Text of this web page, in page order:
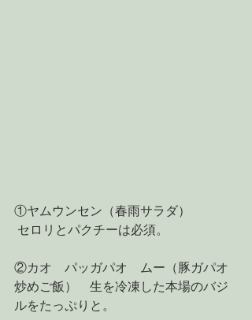
①ヤムウンセン（春雨サラダ）
セロリとパクチーは必須。
②カオ　パッガパオ　ムー（豚ガパオ
炒めご飯）　生を冷凍した本場のバジ
ルをたっぷりと。